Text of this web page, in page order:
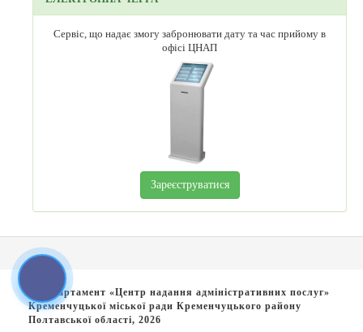
Сервіс, що надає змогу забронювати дату та час прийому в
офісі ЦНАП
Зареєструватися
© Департамент «Центр надання адміністративних послуг»
Кременчуцької міської ради Кременчуцького району
Полтавської області, 2026